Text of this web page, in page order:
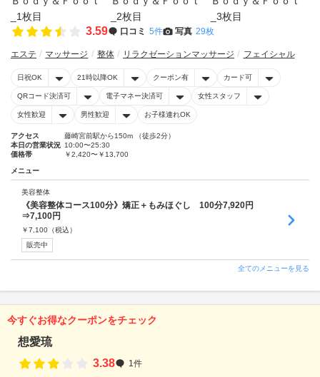
3.59 口コミ 5件 写真 29枚
エステ マッサージ 整体 リラクゼーションマッサージ フェイシャル
日祝OK 21時以降OK クーポン有 カード可
QRコード決済可 電子マネー決済可 女性スタッフ
女性歓迎 男性歓迎 お子様連れOK
アクセス
藤崎宮前駅から150m （徒歩2分）
本日の営業状況 10:00〜25:30
価格帯
￥2,420〜￥13,700
メニュー
美容整体
《美容整体コース100分》矯正＋もみほぐし 100分7,920円
⇒7,100円
￥7,100 （税込）
販売中
全てのメニューを見る
今すぐお得なクーポンをチェック
想愛琉
3.38
1件